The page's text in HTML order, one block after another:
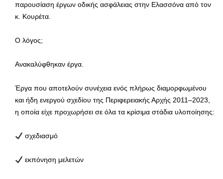
παρουσίαση έργων οδικής ασφάλειας στην Ελασσόνα από τον
κ. Κουρέτα.
Ο λόγος;
Ανακαλύφθηκαν έργα.
Έργα που αποτελούν συνέχεια ενός πλήρως διαμορφωμένου
και ήδη ενεργού σχεδίου της Περιφερειακής Αρχής 2011–2023,
η οποία είχε προχωρήσει σε όλα τα κρίσιμα στάδια υλοποίησης:
σχεδιασμό
εκπόνηση μελετών